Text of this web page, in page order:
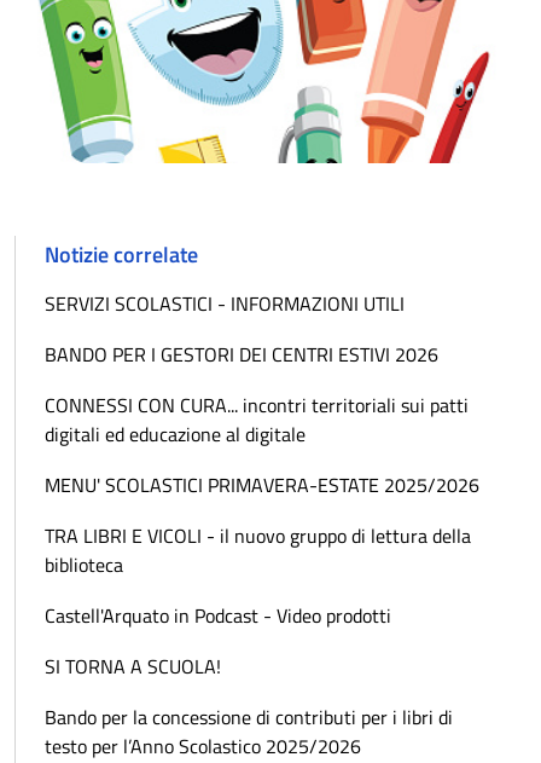
Notizie correlate
SERVIZI SCOLASTICI - INFORMAZIONI UTILI
BANDO PER I GESTORI DEI CENTRI ESTIVI 2026
CONNESSI CON CURA... incontri territoriali sui patti
digitali ed educazione al digitale
MENU' SCOLASTICI PRIMAVERA-ESTATE 2025/2026
TRA LIBRI E VICOLI - il nuovo gruppo di lettura della
biblioteca
Castell'Arquato in Podcast - Video prodotti
SI TORNA A SCUOLA!
Bando per la concessione di contributi per i libri di
testo per l’Anno Scolastico 2025/2026